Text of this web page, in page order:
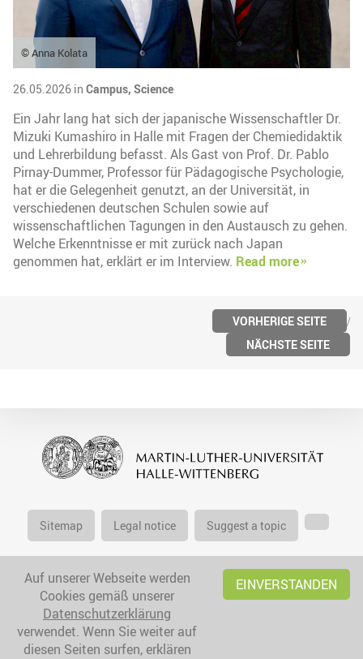
© Anna Kolata
26.05.2026 in Campus, Science
Ein Jahr lang hat sich der japanische Wissenschaftler Dr.
Mizuki Kumashiro in Halle mit Fragen der Chemiedidaktik
und Lehrerbildung befasst. Als Gast von Prof. Dr. Pablo
Pirnay-Dummer, Professor für Pädagogische Psychologie,
hat er die Gelegenheit genutzt, an der Universität, in
verschiedenen deutschen Schulen sowie auf
wissenschaftlichen Tagungen in den Austausch zu gehen.
Welche Erkenntnisse er mit zurück nach Japan
genommen hat, erklärt er im Interview. Read more
VORHERIGE SEITE
NÄCHSTE SEITE
Sitemap Legal notice Suggest a topic
Auf unserer Webseite werden
Cookies gemäß unserer
Datenschutzerklärung
verwendet. Wenn Sie weiter auf
diesen Seiten surfen, erklären
EINVERSTANDEN